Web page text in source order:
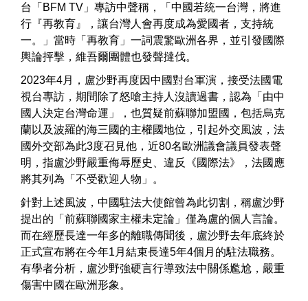
台「BFM TV」專訪中聲稱，「中國若統一台灣，將進
行『再教育』，讓台灣人會再度成為愛國者，支持統
一。」當時「再教育」一詞震驚歐洲各界，並引發國際
輿論抨擊，維吾爾團體也發聲撻伐。
2023年4月，盧沙野再度因中國對台軍演，接受法國電
視台專訪，期間除了怒嗆主持人沒讀過書，認為「由中
國人決定台灣命運」，也質疑前蘇聯加盟國，包括烏克
蘭以及波羅的海三國的主權國地位，引起外交風波，法
國外交部為此3度召見他，近80名歐洲議會議員發表聲
明，指盧沙野嚴重侮辱歷史、違反《國際法》，法國應
將其列為「不受歡迎人物」。
針對上述風波，中國駐法大使館曾為此切割，稱盧沙野
提出的「前蘇聯國家主權未定論」僅為盧的個人言論。
而在經歷長達一年多的離職傳聞後，盧沙野去年底終於
正式宣布將在今年1月結束長達5年4個月的駐法職務。
有學者分析，盧沙野強硬言行導致法中關係尷尬，嚴重
傷害中國在歐洲形象。